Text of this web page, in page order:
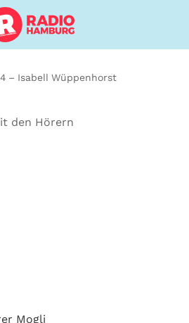
– Isabell Wüppenhorst
den Hörern